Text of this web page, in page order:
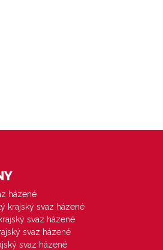
házené
krajský svaz házené
svaz házené
svaz házené
svaz házené